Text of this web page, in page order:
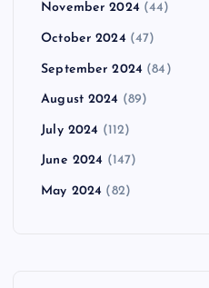
November 2024 (44)
October 2024 (47)
September 2024 (84)
August 2024 (89)
July 2024 (112)
June 2024 (147)
May 2024 (82)